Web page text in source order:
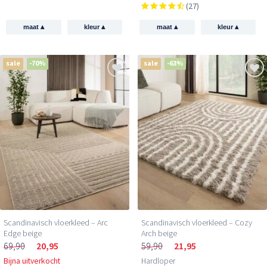
maat ▴ kleur▴
(27)
maat ▴ kleur▴
sale -70%
Scandinavisch vloerkleed – Arc
Edge beige
69,90 20,95
Bijna uitverkocht
sale -63%
Scandinavisch vloerkleed – Cozy
Arch beige
59,90 21,95
Hardloper